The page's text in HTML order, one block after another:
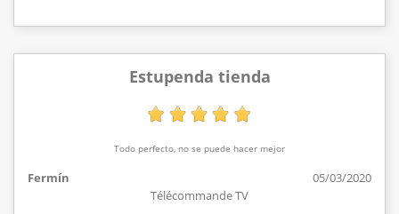
Estupenda tienda
Todo perfecto, no se puede hacer mejor
Fermín
05/03/2020
Télécommande TV